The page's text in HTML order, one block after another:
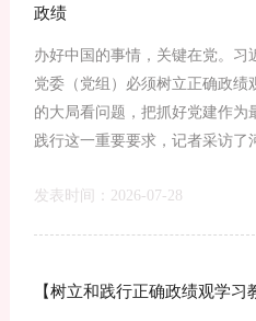
政绩
办好中国的事情，关键在党。习
党委（党组）必须树立正确政绩
的大局看问题，把抓好党建作为
践行这一重要要求，记者采访了
发表时间：2026-07-28
【树立和践行正确政绩观学习